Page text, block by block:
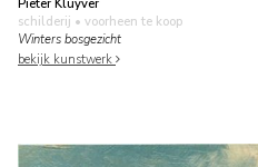
Pieter Kluyver
schilderij • voorheen te koop
Winters bosgezicht
bekijk kunstwerk